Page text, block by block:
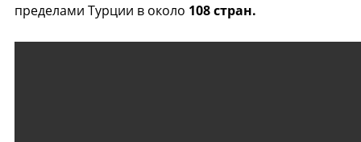
пределами Турции в около 108 стран.